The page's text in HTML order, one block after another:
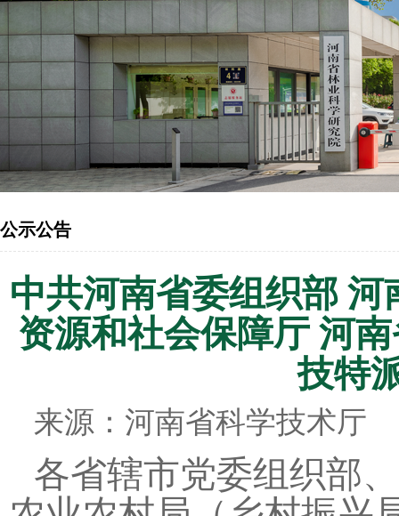
公示公告
中共河南省委组织部
资源和社会保障厅 河
技特
来源：河南省科学技术厅
各省辖市党委组织部